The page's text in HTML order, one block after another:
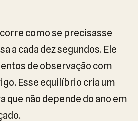
como se precisasse
a cada dez segundos. Ele
de observação com
Esse equilíbrio cria um
que não depende do ano em